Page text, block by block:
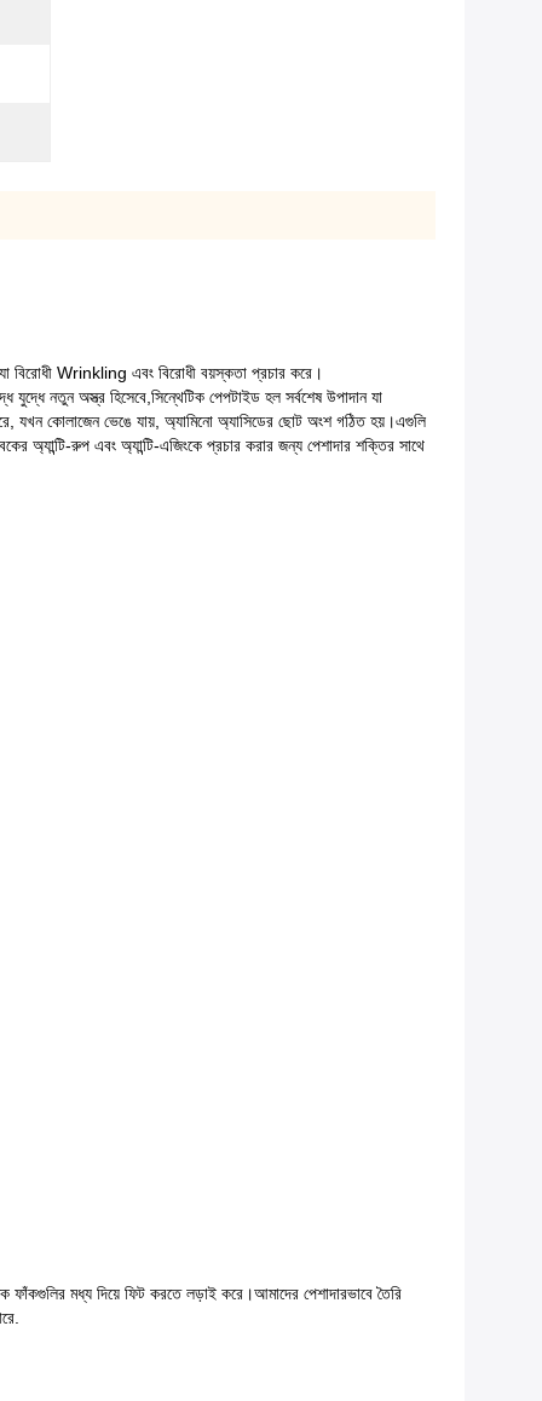
যা বিরোধী Wrinkling এবং বিরোধী বয়স্কতা প্রচার করে।
নতুন অস্ত্র হিসেবে,সিন্থেটিক পেপটাইড হল সর্বশেষ উপাদান যা
যখন কোলাজেন ভেঙে যায়, অ্যামিনো অ্যাসিডের ছোট অংশ গঠিত হয়।এগুলি
অ্যান্টি-রুপ এবং অ্যান্টি-এজিংকে প্রচার করার জন্য পেশাদার শক্তির সাথে
মধ্য দিয়ে ফিট করতে লড়াই করে।আমাদের পেশাদারভাবে তৈরি